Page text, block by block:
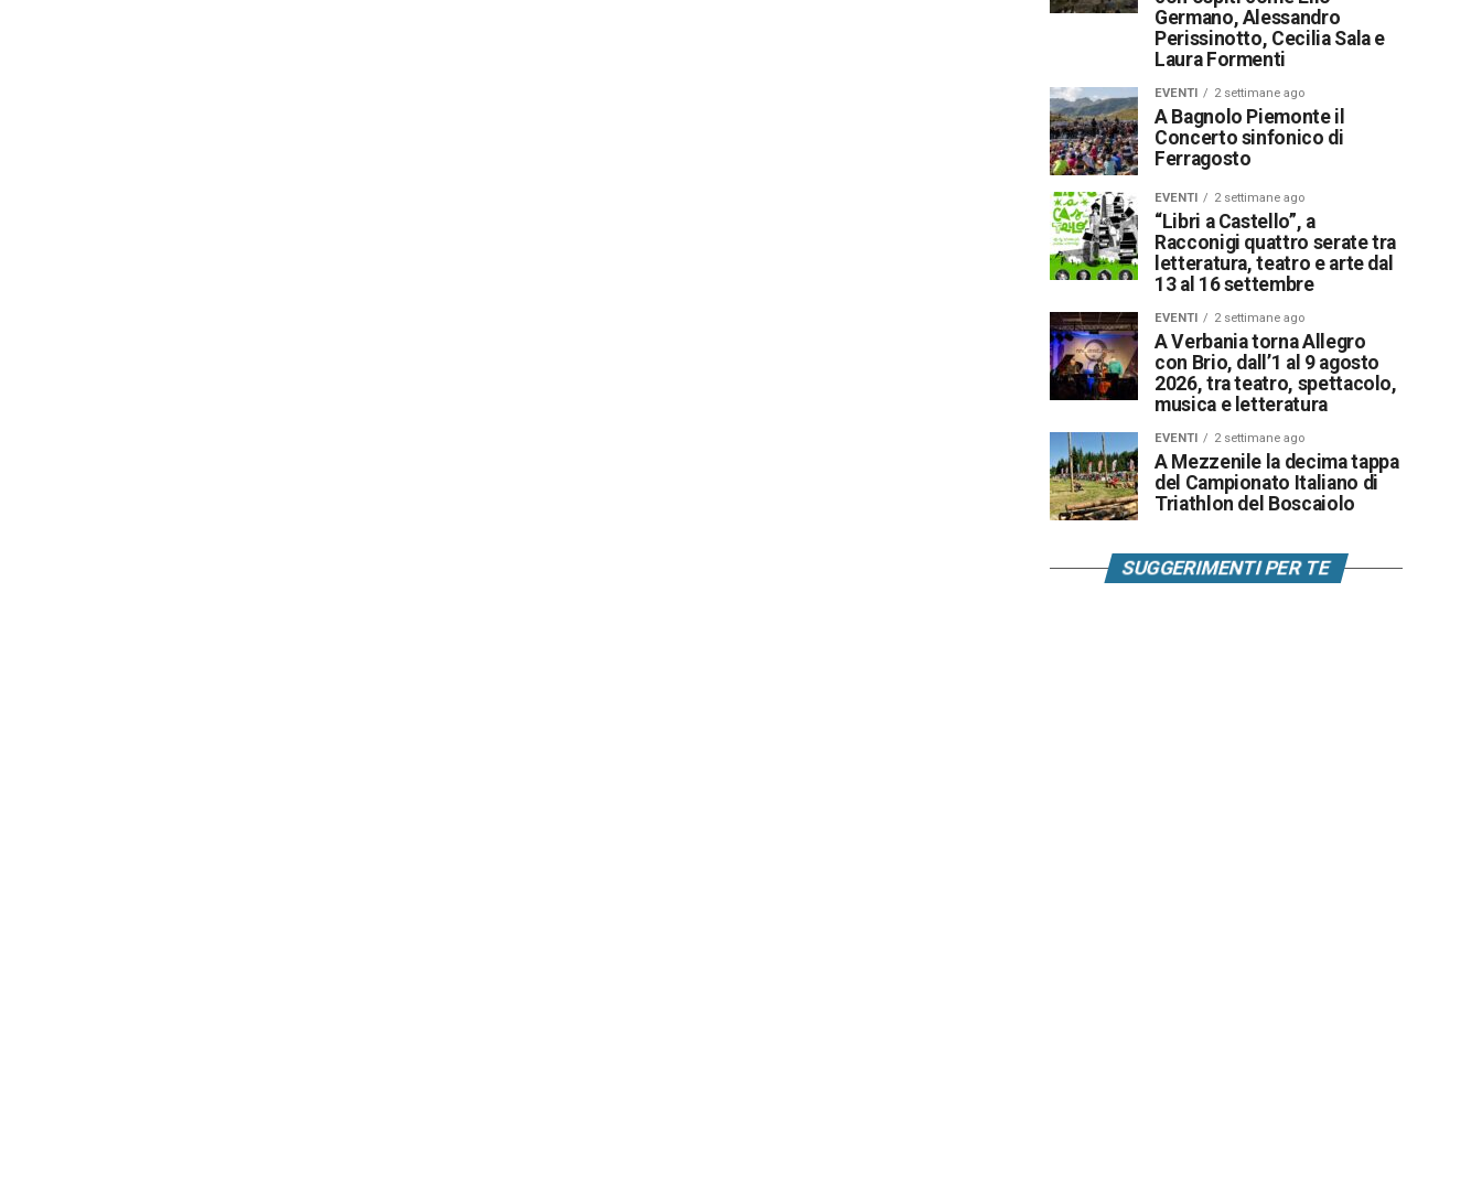
Germano, Alessandro
Perissinotto, Cecilia Sala e
Laura Formenti
EVENTI 2 settimane ago
A Bagnolo Piemonte il
Concerto sinfonico di
Ferragosto
EVENTI 2 settimane ago
“Libri a Castello”, a
Racconigi quattro serate tra
letteratura, teatro e arte dal
13 al 16 settembre
EVENTI 2 settimane ago
A Verbania torna Allegro
con Brio, dall’1 al 9 agosto
2026, tra teatro, spettacolo,
musica e letteratura
EVENTI 2 settimane ago
A Mezzenile la decima tappa
del Campionato Italiano di
Triathlon del Boscaiolo
SUGGERIMENTI PER TE